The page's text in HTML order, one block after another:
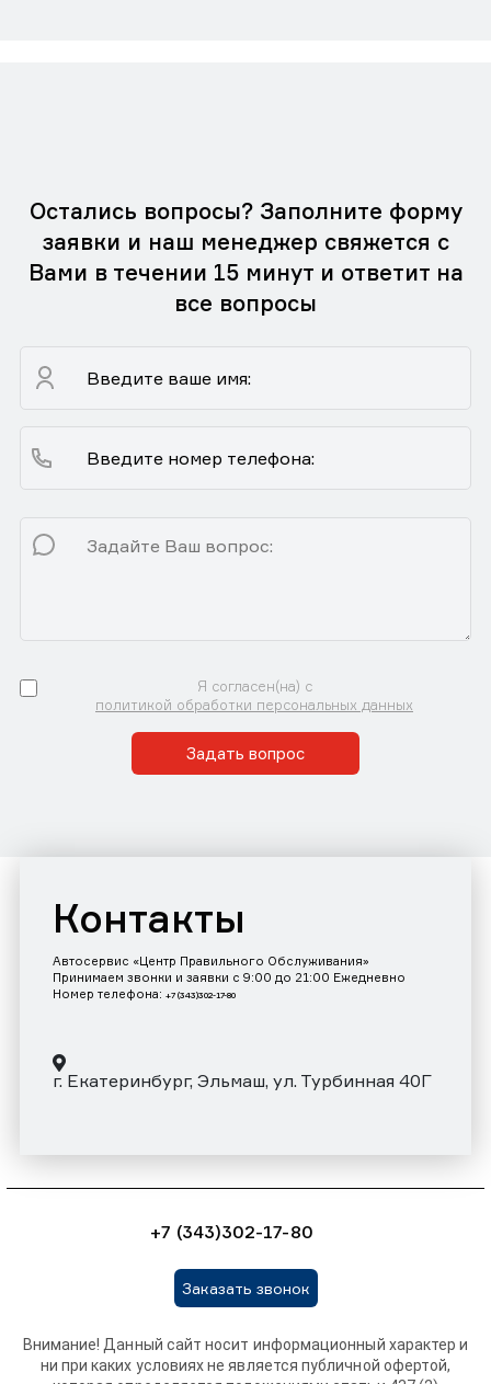
Остались вопросы? Заполните форму
заявки и наш менеджер свяжется с
Вами в течении 15 минут и ответит на
все вопросы
Я согласен(на) с
политикой обработки персональных данных
Задать вопрос
Контакты
Автосервис «Центр Правильного Обслуживания»
Принимаем звонки и заявки с 9:00 до 21:00 Ежедневно
Номер телефона: +7 (343)302-17-80
г. Екатеринбург, Эльмаш, ул. Турбинная 40Г
+7 (343)302-17-80
Заказать звонок
Внимание! Данный сайт носит информационный характер и
ни при каких условиях не является публичной офертой,